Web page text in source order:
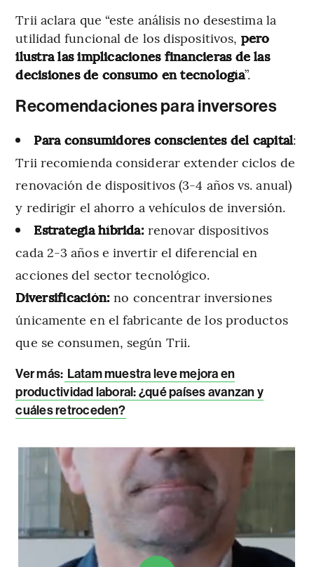
Trii aclara que “este análisis no desestima la
utilidad funcional de los dispositivos, pero
ilustra las implicaciones financieras de las
decisiones de consumo en tecnología”.
Recomendaciones para inversores
Para consumidores conscientes del capital:
Trii recomienda considerar extender ciclos de
renovación de dispositivos (3-4 años vs. anual)
y redirigir el ahorro a vehículos de inversión.
Estrategia híbrida: renovar dispositivos
cada 2-3 años e invertir el diferencial en
acciones del sector tecnológico.
Diversificación: no concentrar inversiones
únicamente en el fabricante de los productos
que se consumen, según Trii.
Ver más: Latam muestra leve mejora en
productividad laboral: ¿qué países avanzan y
cuáles retroceden?